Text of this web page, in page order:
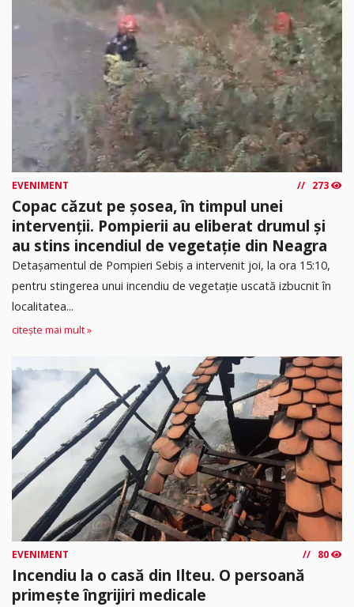
EVENIMENT 273
Copac căzut pe șosea, în timpul unei
intervenții. Pompierii au eliberat drumul și
au stins incendiul de vegetație din Neagra
Detașamentul de Pompieri Sebiș a intervenit joi, la ora 15:10,
pentru stingerea unui incendiu de vegetație uscată izbucnit în
localitatea...
citește mai mult »
EVENIMENT 80
Incendiu la o casă din Ilteu. O persoană
primește îngrijiri medicale